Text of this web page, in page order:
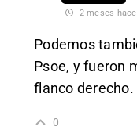
2 meses hace
Podemos
Psoe, y fueron
flanco derecho.
0